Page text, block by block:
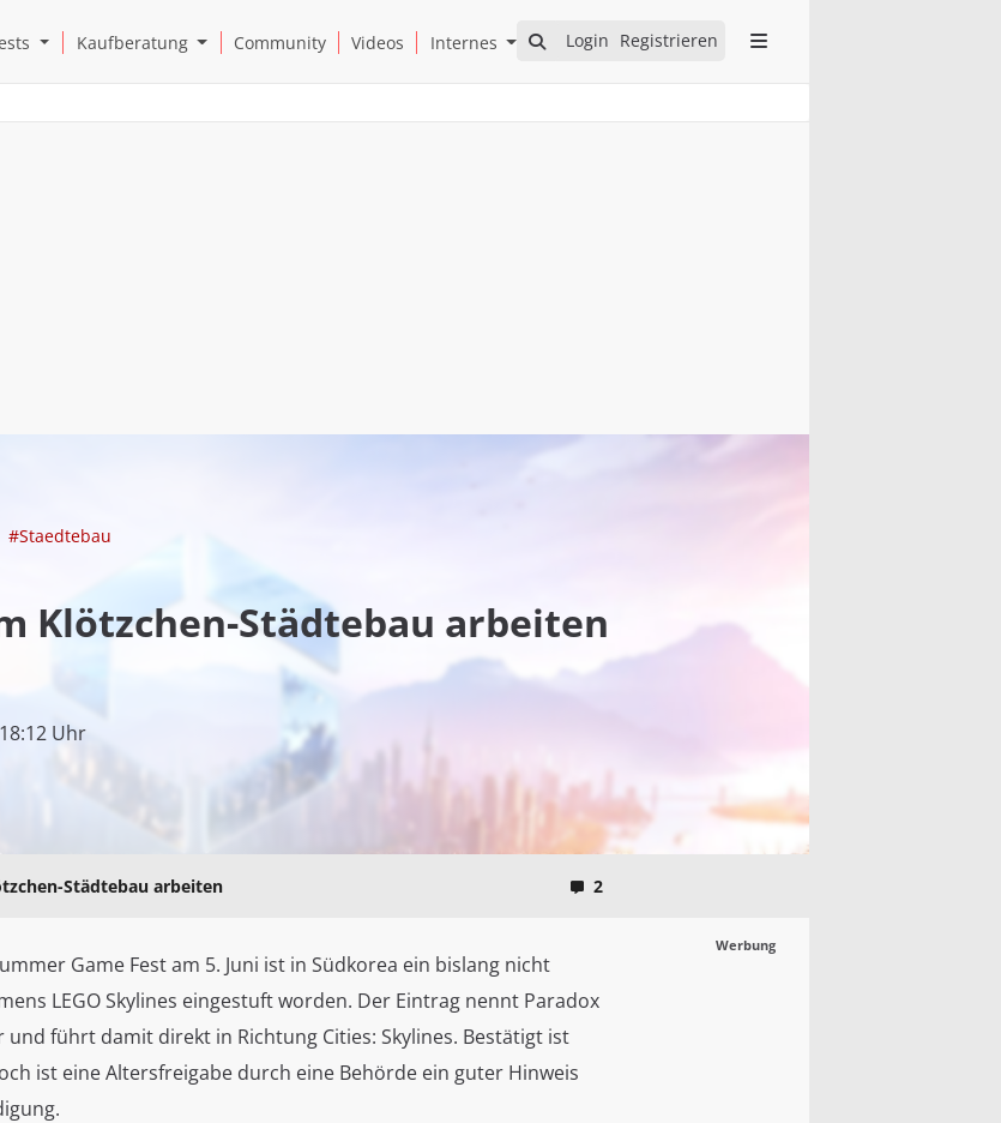
Login Registrieren
Submenu
Open Tests Submenu
Kaufberatung Open Kaufberatung Submenu
Community Videos Internes Open Internes Submenu
#Staedtebau
Klötzchen-Städtebau arbeiten
Uhr
Städtebau arbeiten 2
Werbung
Game Fest am 5. Juni ist in Südkorea ein bislang nicht
LEGO Skylines eingestuft worden. Der Eintrag nennt Paradox
und führt damit direkt in Richtung Cities: Skylines. Bestätigt ist
ist eine Altersfreigabe durch eine Behörde ein guter Hinweis